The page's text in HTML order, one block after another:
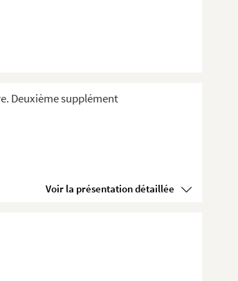
Deuxième supplément
Voir la présentation détaillée